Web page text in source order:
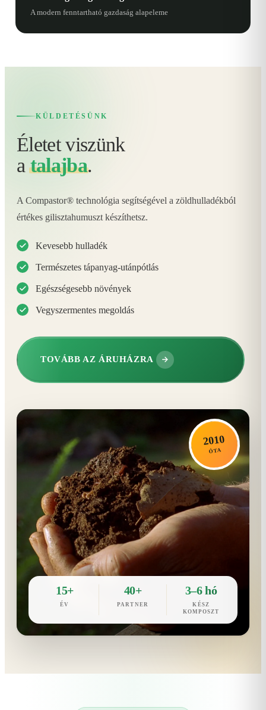
A modern fenntartható gazdaság alapeleme
KÜLDETÉSÜNK
Életet viszünk
atalajba.
A Compastor® technológia segítségével a zöldhulladékból
értékes gilisztahumuszt készíthetsz.
Kevesebb hulladék
Természetes tápanyag-utánpótlás
Egészségesebb növények
Vegyszermentes megoldás
TOVÁBB AZ ÁRUHÁZRA
2010
ÓTA
15+
ÉV
40+
PARTNER
3–6 hó
KÉSZ
KOMPOSZT